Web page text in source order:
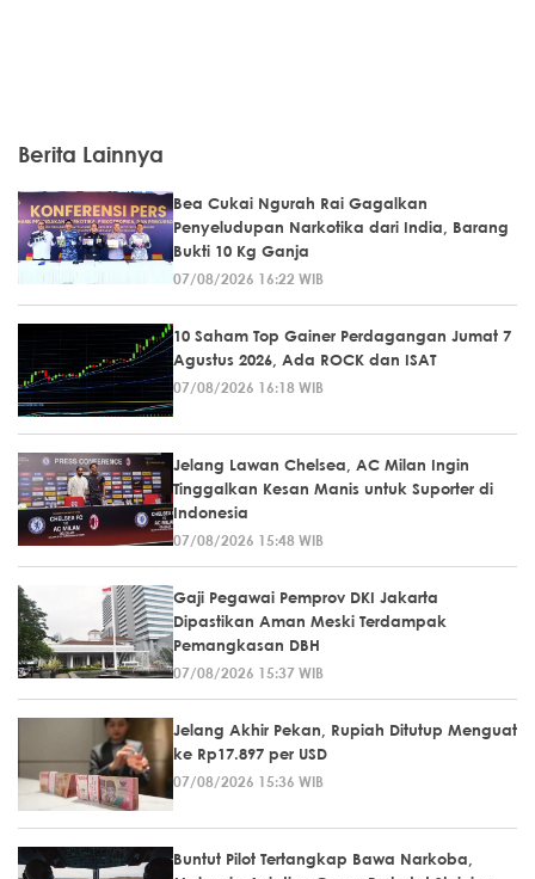
Berita Lainnya
Bea Cukai Ngurah Rai Gagalkan
Penyeludupan Narkotika dari India, Barang
Bukti 10 Kg Ganja
07/08/2026 16:22 WIB
10 Saham Top Gainer Perdagangan Jumat 7
Agustus 2026, Ada ROCK dan ISAT
07/08/2026 16:18 WIB
Jelang Lawan Chelsea, AC Milan Ingin
Tinggalkan Kesan Manis untuk Suporter di
Indonesia
07/08/2026 15:48 WIB
Gaji Pegawai Pemprov DKI Jakarta
Dipastikan Aman Meski Terdampak
Pemangkasan DBH
07/08/2026 15:37 WIB
Jelang Akhir Pekan, Rupiah Ditutup Menguat
ke Rp17.897 per USD
07/08/2026 15:36 WIB
Buntut Pilot Tertangkap Bawa Narkoba,